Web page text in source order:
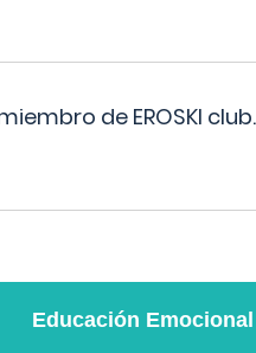
de EROSKI club.
Educación Emocional